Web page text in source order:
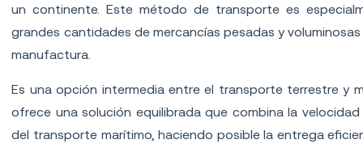
un continente. Este método de transporte es
grandes cantidades de mercancías pesadas y
manufactura.
Es una opción intermedia entre el transporte terrestre y
ofrece una solución equilibrada que combina la
del transporte marítimo, haciendo posible la entrega